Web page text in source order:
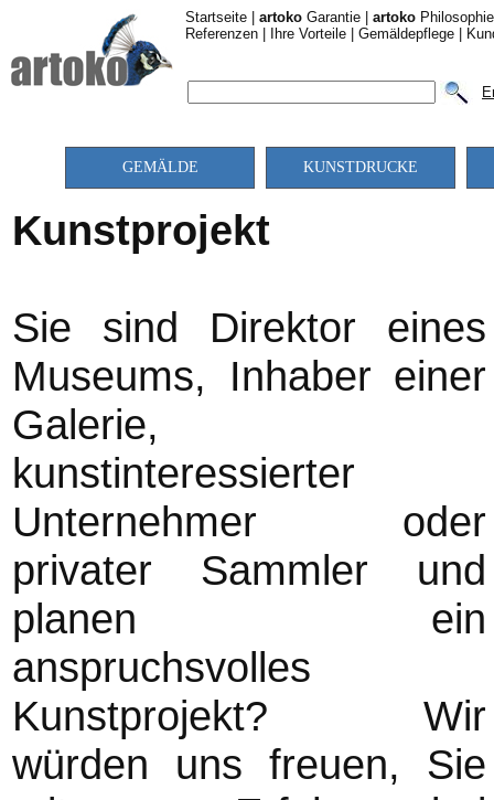
Startseite artoko Garantie artoko Philosophie
Referenzen
Ihre Vorteile Gemäldepflege
GEMÄLDE KUNSTDRUCKE
Kunstprojekt
Sie sind Direktor eines
Museums, Inhaber einer
Galerie,
kunstinteressierter
Unternehmer oder
privater Sammler und
planen ein
anspruchsvolles
Kunstprojekt? Wir
würden uns freuen, Sie